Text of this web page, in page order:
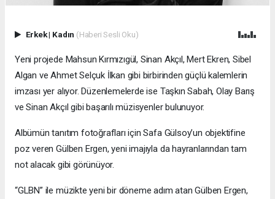
Erkek| Kadın (Haberi Sesli Oku)
Yeni projede Mahsun Kırmızıgül, Sinan Akçıl, Mert Ekren, Sibel
Algan ve Ahmet Selçuk İlkan gibi birbirinden güçlü kalemlerin
imzası yer alıyor. Düzenlemelerde ise Taşkın Sabah, Olay Barış
ve Sinan Akçıl gibi başarılı müzisyenler bulunuyor.
Albümün tanıtım fotoğrafları için Safa Gülsoy’un objektifine
poz veren Gülben Ergen, yeni imajıyla da hayranlarından tam
not alacak gibi görünüyor.
“GLBN” ile müzikte yeni bir döneme adım atan Gülben Ergen,